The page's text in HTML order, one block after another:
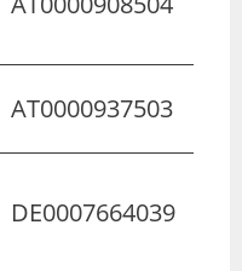
AT0000937503
DE0007664039